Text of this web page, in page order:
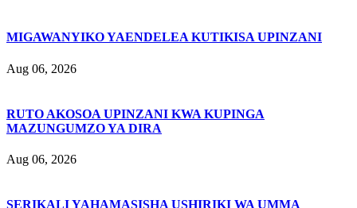
MIGAWANYIKO YAENDELEA KUTIKISA UPINZANI
Aug 06, 2026
RUTO AKOSOA UPINZANI KWA KUPINGA
MAZUNGUMZO YA DIRA
Aug 06, 2026
SERIKALI YAHAMASISHA USHIRIKI WA UMMA